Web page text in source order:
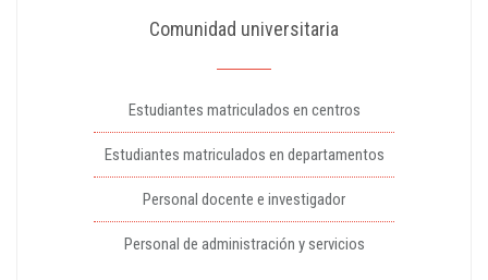
Comunidad universitaria
Estudiantes matriculados en centros
Estudiantes matriculados en departamentos
Personal docente e investigador
Personal de administración y servicios